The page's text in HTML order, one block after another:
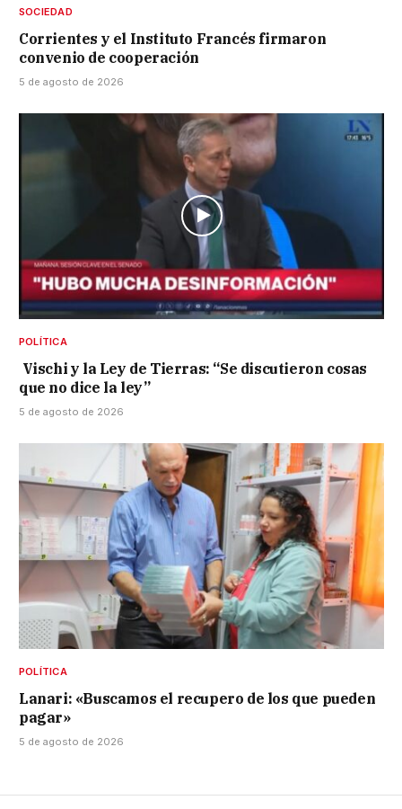
SOCIEDAD
Corrientes y el Instituto Francés firmaron
convenio de cooperación
5 de agosto de 2026
POLÍTICA
Vischi y la Ley de Tierras: “Se discutieron cosas
que no dice la ley”
5 de agosto de 2026
POLÍTICA
Lanari: «Buscamos el recupero de los que pueden
pagar»
5 de agosto de 2026